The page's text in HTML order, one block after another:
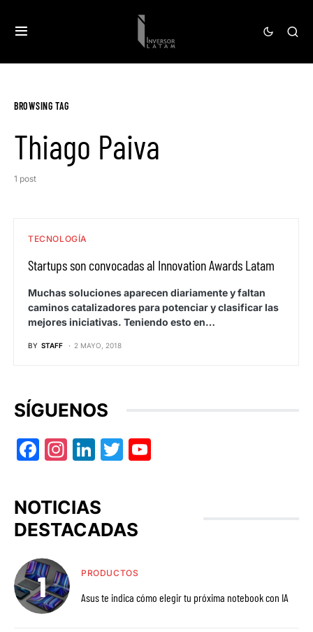
BROWSING TAG
Thiago Paiva
1 post
TECNOLOGÍA
Startups son convocadas al Innovation Awards Latam
Muchas soluciones aparecen diariamente y faltan
caminos catalizadores para potenciar y clasificar las
mejores iniciativas. Teniendo esto en…
BY STAFF 2 MAYO, 2018
SÍGUENOS
Facebook
Instagram
LinkedIn
Twitter
NOTICIAS
DESTACADAS
PRODUCTOS
Asus te indica cómo elegir tu próxima notebook con IA